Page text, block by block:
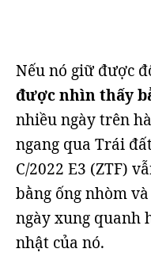
Nếu nó giữ được
được nhìn thấy
nhiều ngày trên
ngang qua Trái
C/2022 E3 (ZTF)
bằng ống nhòm
ngày xung quanh
nhật của nó.